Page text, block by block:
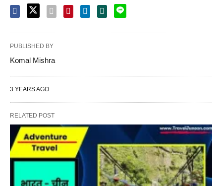
PUBLISHED BY
Komal Mishra
3 YEARS AGO
RELATED POST